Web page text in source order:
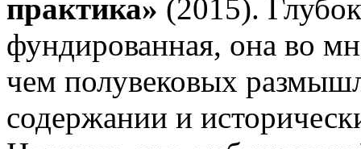
практика» (2015).
фундированная, она во
чем полувековых
содержании и